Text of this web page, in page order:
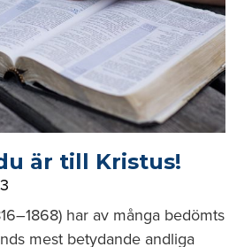
är till Kristus!
har av många bedömts
mest betydande andliga